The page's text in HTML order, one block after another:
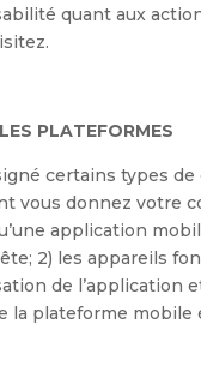
quant aux
PLATEFORMES
certains types
donnez votre
application
2) les appareils
de
la plateforme mobile